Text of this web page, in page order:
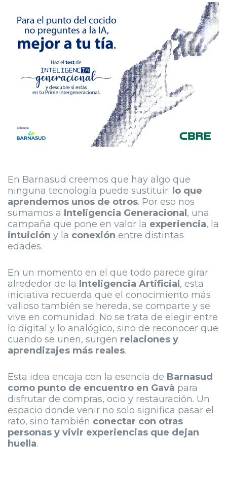
En Barnasud creemos que hay algo que
ninguna tecnología puede sustituir: lo que
aprendemos unos de otros. Por eso nos
sumamos a Inteligencia Generacional , una
campaña que pone en valor la experiencia, la
intuición y la conexión entre distintas
edades.
En un momento en el que todo parece girar
alrededor de la Inteligencia Artificial , esta
iniciativa recuerda que el conocimiento más
valioso también se hereda, se comparte y se
vive en comunidad. No se trata de elegir entre
lo digital y lo analógico, sino de reconocer que
cuando se unen, surgen relaciones y
aprendizajes más reales.
Esta idea encaja con la esencia de Barnasud
como punto de encuentro en Gavà para
disfrutar de compras, ocio y restauración. Un
espacio donde venir no solo significa pasar el
rato, sino también conectar con otras
personas y vivir experiencias que dejan
huella.